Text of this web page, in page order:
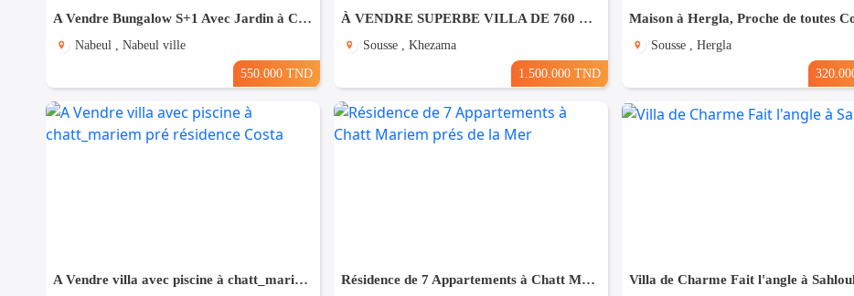
A Vendre Bungalow S+1 Avec Jardin à Club Farah, Nabeul
Nabeul , Nabeul ville
550.000 TND
À VENDRE SUPERBE VILLA DE 760 m² À KHZEMA OUEST
Sousse , Khezama
1.500.000 TND
Sousse , Hergla
A Vendre villa avec piscine à chatt_mariem pré résidence Costa Résidence de 7 Appartements à Chatt Mariem prés de la Mer Villa de Charme Fait l'angle à